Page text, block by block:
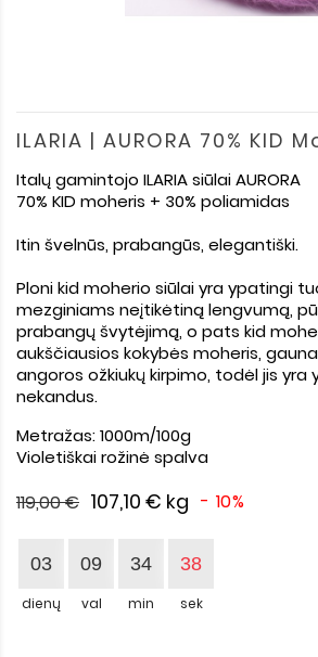
ILARIA | AURORA 70% KID
Italų gamintojo ILARIA siūlai AURORA
70% KID moheris + 30% poliamidas
Itin švelnūs, prabangūs, elegantiški.
Ploni kid moherio siūlai yra ypatingi
mezginiams neįtikėtiną lengvumą,
prabangų švytėjimą, o pats kid
aukščiausios kokybės moheris,
angoros ožkiukų kirpimo, todėl jis yra
nekandus.
Metražas: 1000m/100g
Violetiškai rožinė spalva
107,10 € kg - 10%
119,00 €
03
dienų
09
val
34
min
37
sek